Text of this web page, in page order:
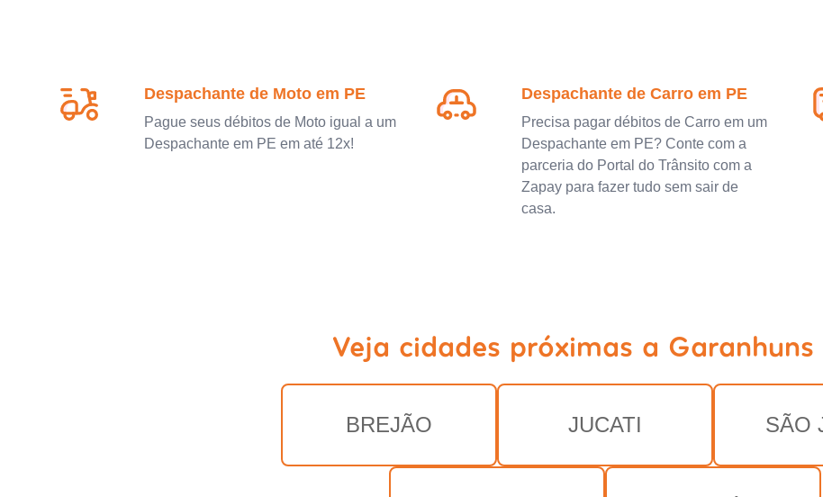
Despachante de Moto em PE
Pague seus débitos de Moto igual a um
Despachante em PE em até 12x!
Despachante de Carro em PE
Precisa pagar débitos de Carro em um
Despachante em PE? Conte com a
parceria do Portal do Trânsito com a
Zapay para fazer tudo sem sair de
casa.
Veja cidades próximas a Garanhuns
BREJÃO JUCATI SÃO